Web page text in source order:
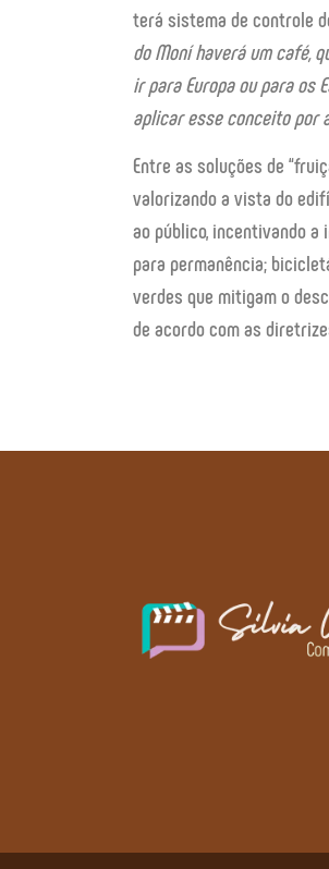
terá sistema de controle
do Moní haverá um café,
ir para Europa ou para os
aplicar esse conceito por
Entre as soluções de
valorizando a vista do
ao público, incentivando
para permanência;
verdes que mitigam o
de acordo com as